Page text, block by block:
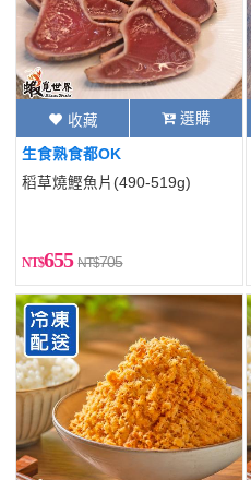
收藏 選購
生食熟食都OK
稻草燒鰹魚片(490-519g)
655 705